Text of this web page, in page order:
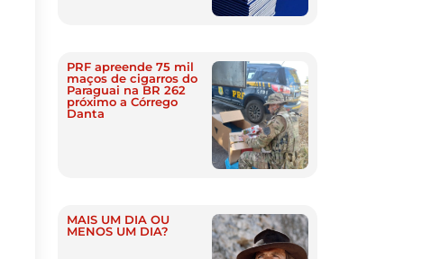
PRF apreende 75 mil
maços de cigarros do
Paraguai na BR 262
próximo a Córrego
Danta
MAIS UM DIA OU
MENOS UM DIA?